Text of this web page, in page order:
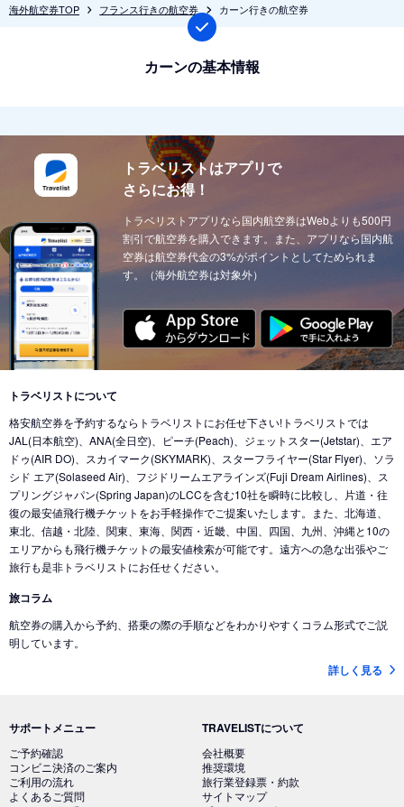
海外航空券TOP フランス行きの航空券 カーン行きの航空券
カーンの基本情報
トラベリストはアプリで
さらにお得！
トラベリストアプリなら国内航空券はWebよりも500円
割引で航空券を購入できます。また、アプリなら国内航
空券は航空券代金の3%がポイントとしてためられま
す。（海外航空券は対象外）
トラベリストについて
格安航空券を予約するならトラベリストにお任せ下さい!トラベリストでは
JAL(日本航空)、ANA(全日空)、ピーチ(Peach)、ジェットスター(Jetstar)、エア
ドゥ(AIR DO)、スカイマーク(SKYMARK)、スターフライヤー(Star Flyer)、ソラ
シド エア(Solaseed Air)、フジドリームエアラインズ(Fuji Dream Airlines)、ス
プリングジャパン(Spring Japan)のLCCを含む10社を瞬時に比較し、片道・往
復の最安値飛行機チケットをお手軽操作でご提案いたします。また、北海道、
東北、信越・北陸、関東、東海、関西・近畿、中国、四国、九州、沖縄と10の
エリアからも飛行機チケットの最安値検索が可能です。遠方への急な出張やご
旅行も是非トラベリストにお任せください。
旅コラム
航空券の購入から予約、搭乗の際の手順などをわかりやすくコラム形式でご説
明しています。
詳しく見る
サポートメニュー
ご予約確認
コンビニ決済のご案内
ご利用の流れ
よくあるご質問
TRAVELISTについて
会社概要
推奨環境
旅行業登録票・約款
サイトマップ